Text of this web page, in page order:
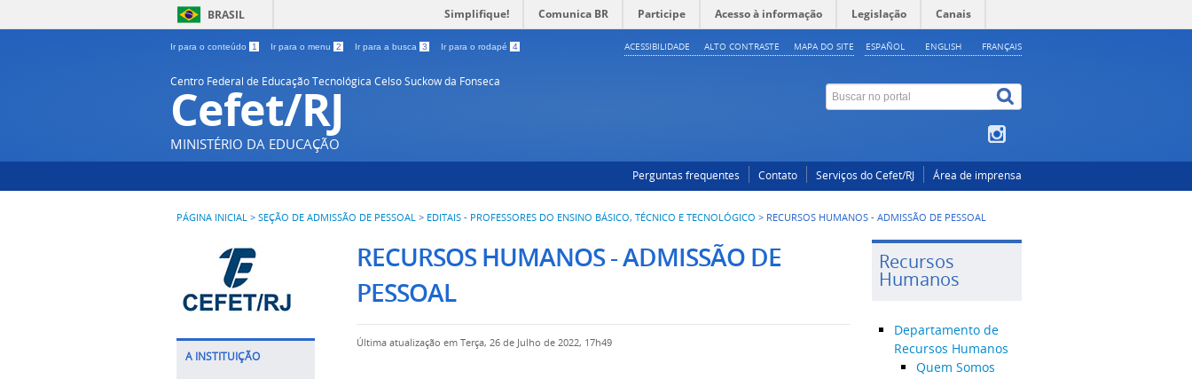
BRASIL Simplifique! Comunica BR Participe Acesso à informação Legislação Canais
Ir para o conteúdo 1 Ir para o menu 2 Ir para a busca 3 Ir para o rodapé 4 ESPAÑOL ENGLISH FRANÇAIS
ACESSIBILIDADE ALTO CONTRASTE MAPA DO SITE
Centro Federal de Educação Tecnológica Celso Suckow da Fonseca
Cefet/RJ
MINISTÉRIO DA EDUCAÇÃO
Perguntas frequentes Contato Serviços do Cefet/RJ Área de imprensa
PÁGINA INICIAL > SEÇÃO DE ADMISSÃO DE PESSOAL > EDITAIS - PROFESSORES DO ENSINO BÁSICO, TÉCNICO E TECNOLÓGICO > RECURSOS HUMANOS - ADMISSÃO DE PESSOAL
A INSTITUIÇÃO
RECURSOS HUMANOS - ADMISSÃO DE
PESSOAL
Última atualização em Terça, 26 de Julho de 2022, 17h49
Recursos
Humanos
Departamento de
Recursos Humanos
Quem Somos